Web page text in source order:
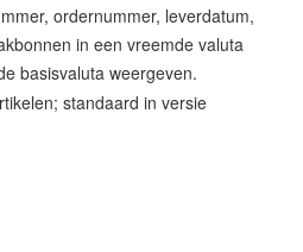
ordernummer, leverdatum,
in een vreemde valuta
standaard in versie